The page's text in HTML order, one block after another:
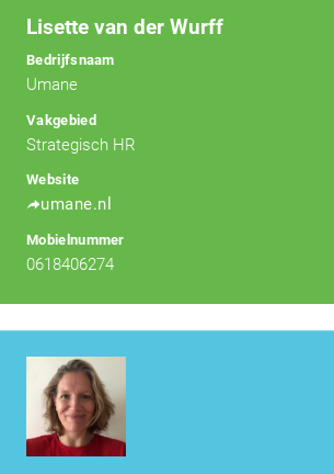
Lisette van der Wurff
Bedrijfsnaam
Umane
Vakgebied
Strategisch HR
Website
umane.nl
Mobielnummer
0618406274